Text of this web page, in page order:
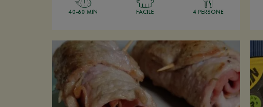
40-60 MIN FACILE 4 PERSONE